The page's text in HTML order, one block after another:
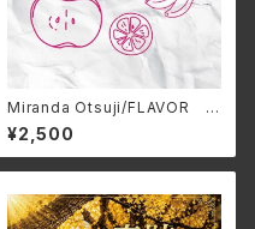
Miranda Otsuji/FLAVOR M
RND-0008(仕様:CD)
¥2,500